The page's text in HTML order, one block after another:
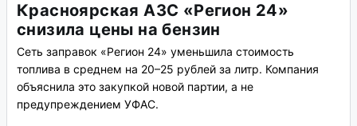
Красноярская АЗС «Регион 24»
снизила цены на бензин
Сеть заправок «Регион 24» уменьшила стоимость
топлива в среднем на 20–25 рублей за литр. Компания
объяснила это закупкой новой партии, а не
предупреждением УФАС.